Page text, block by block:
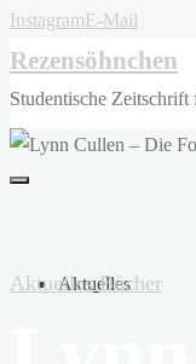
InstagramE-Mail
Rezensöhnchen
Studentische
Aktuelles
Aktuelles Bücher